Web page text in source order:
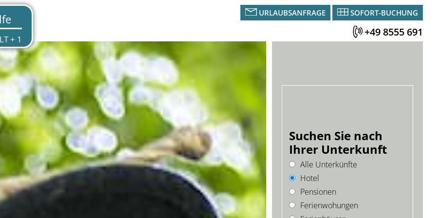
URLAUBSANFRAGE SOFORT-BUCHUNG
+49 8555 691
Suchen Sie nach
Ihrer Unterkunft
Alle Unterkünfte
Hotel
Pensionen
Ferienwohungen